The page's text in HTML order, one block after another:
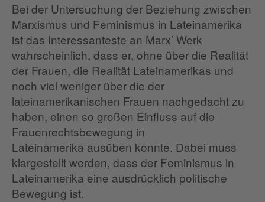
Bei der Untersuchung der Beziehung zwischen
Marxismus und Feminismus in Lateinamerika
ist das Interessanteste an Marx’ Werk
wahrscheinlich, dass er, ohne über die Realität
der Frauen, die Realität Lateinamerikas und
noch viel weniger über die der
lateinamerikanischen Frauen nachgedacht zu
haben, einen so großen Einfluss auf die
Frauenrechtsbewegung in
Lateinamerika ausüben konnte. Dabei muss
klargestellt werden, dass der Feminismus in
Lateinamerika eine ausdrücklich politische
Bewegung ist.